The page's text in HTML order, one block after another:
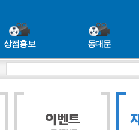
상점홍보 동대문